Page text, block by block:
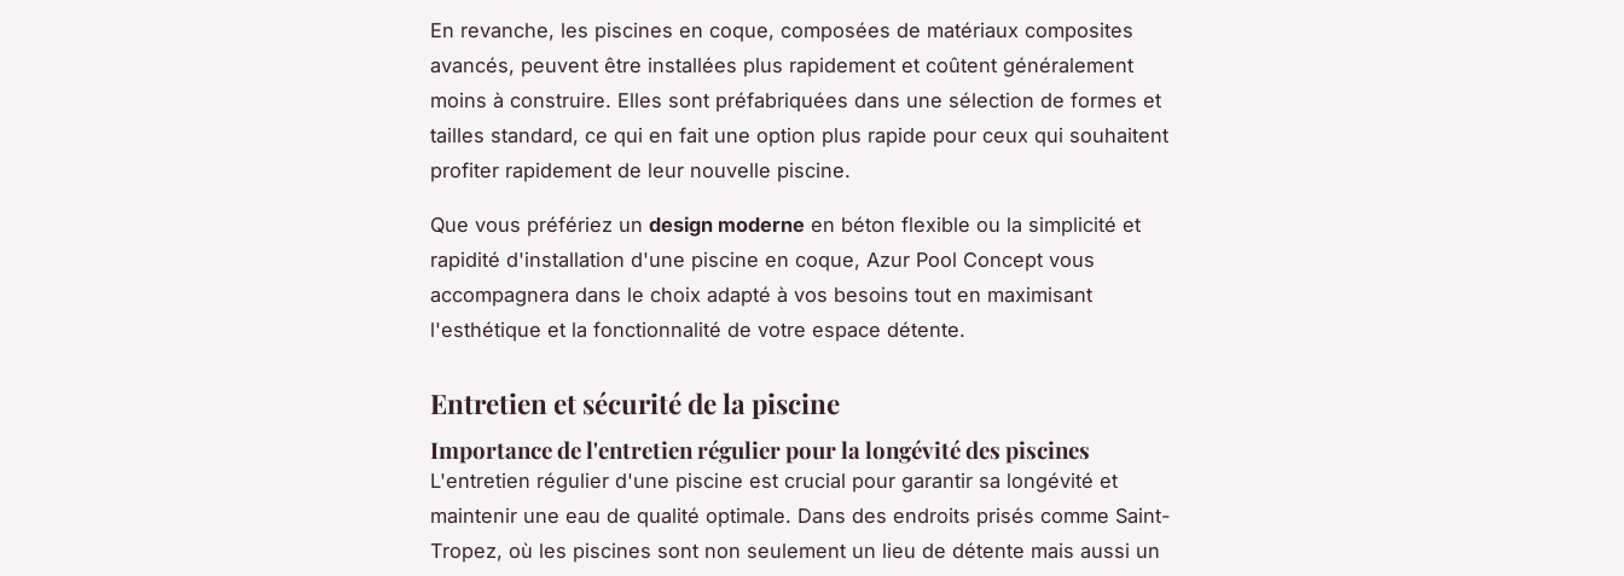
En revanche, les piscines en coque, composées de matériaux composites
avancés, peuvent être installées plus rapidement et coûtent généralement
moins à construire. Elles sont préfabriquées dans une sélection de formes et
tailles standard, ce qui en fait une option plus rapide pour ceux qui souhaitent
profiter rapidement de leur nouvelle piscine.
Que vous préfériez un design moderne en béton flexible ou la simplicité et
rapidité d'installation d'une piscine en coque, Azur Pool Concept vous
accompagnera dans le choix adapté à vos besoins tout en maximisant
l'esthétique et la fonctionnalité de votre espace détente.
Entretien et sécurité de la piscine
Importance de l'entretien régulier pour la longévité des piscines
L'entretien régulier d'une piscine est crucial pour garantir sa longévité et
maintenir une eau de qualité optimale. Dans des endroits prisés comme Saint-
Tropez, où les piscines sont non seulement un lieu de détente mais aussi un